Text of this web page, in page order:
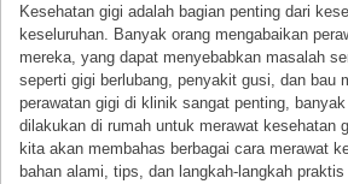
Kesehatan gigi adalah bagian penting dari
keseluruhan. Banyak orang mengabaikan
mereka, yang dapat menyebabkan masalah
seperti gigi berlubang, penyakit gusi, dan bau
perawatan gigi di klinik sangat penting,
dilakukan di rumah untuk merawat kesehatan
kita akan membahas berbagai cara merawat
bahan alami, tips, dan langkah-langkah